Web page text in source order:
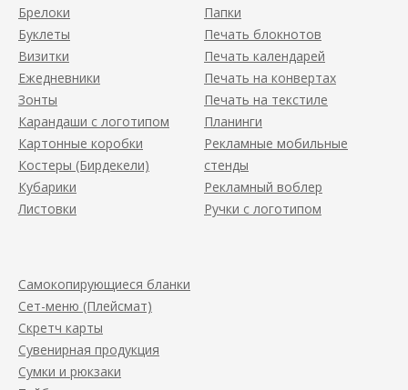
Брелоки
Буклеты
Визитки
Ежедневники
Зонты
Карандаши с логотипом
Картонные коробки
Костеры (Бирдекели)
Кубарики
Листовки
Папки
Печать блокнотов
Печать календарей
Печать на конвертах
Печать на текстиле
Планинги
Рекламные мобильные
стенды
Рекламный воблер
Ручки с логотипом
Самокопирующиеся бланки
Сет-меню (Плейсмат)
Скретч карты
Сувенирная продукция
Сумки и рюкзаки